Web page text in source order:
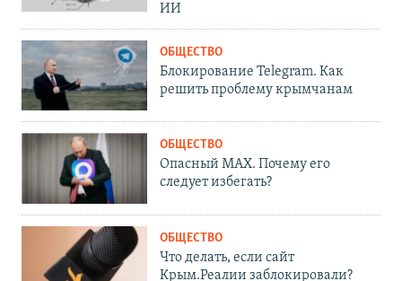
ИИ
ОБЩЕСТВО
Блокирование Telegram. Как
решить проблему крымчанам
ОБЩЕСТВО
Опасный MAX. Почему его
следует избегать?
ОБЩЕСТВО
Что делать, если сайт
Крым.Реалии заблокировали?